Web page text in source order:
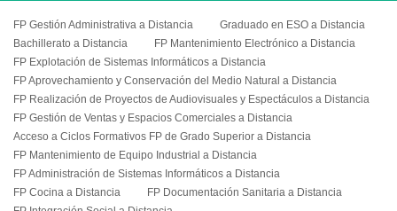
FP Gestión Administrativa a Distancia
Graduado en ESO a Distancia
Bachillerato a Distancia
FP Mantenimiento Electrónico a Distancia
FP Explotación de Sistemas Informáticos a Distancia
FP Aprovechamiento y Conservación del Medio Natural a Distancia
FP Realización de Proyectos de Audiovisuales y Espectáculos a Distancia
FP Gestión de Ventas y Espacios Comerciales a Distancia
Acceso a Ciclos Formativos FP de Grado Superior a Distancia
FP Mantenimiento de Equipo Industrial a Distancia
FP Administración de Sistemas Informáticos a Distancia
FP Cocina a Distancia
FP Documentación Sanitaria a Distancia